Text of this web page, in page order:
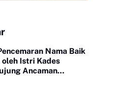
Nama Baik
oleh Istri Kades
Ancaman